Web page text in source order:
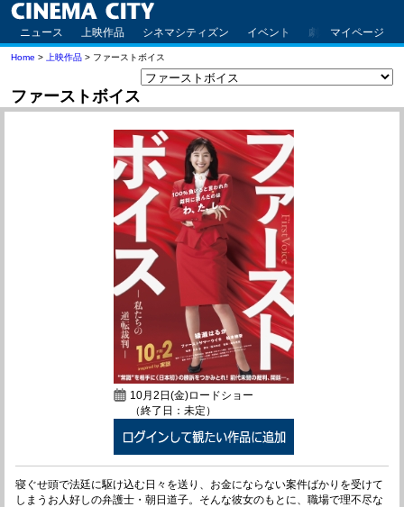
ニュース 上映作品 シネマシティズン イベント 劇場案内 アク
マイページ
Home > 上映作品 > ファーストボイス
ファーストボイス
10月2日(金)ロードショー
（終了日：未定）
寝ぐせ頭で法廷に駆け込む日々を送り、お金にならない案件ばかりを受けて
しまうお人好しの弁護士・朝日道子。そんな彼女のもとに、職場で理不尽な